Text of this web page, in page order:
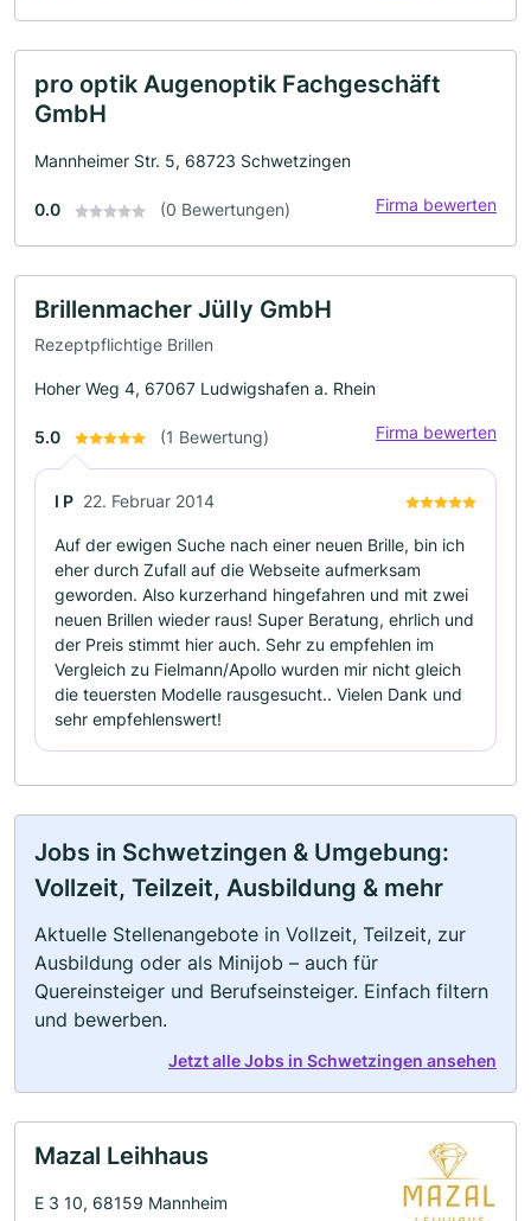
pro optik Augenoptik Fachgeschäft
GmbH
Mannheimer Str. 5, 68723 Schwetzingen
0.0 (0 Bewertungen) Firma bewerten
Brillenmacher JüIIy GmbH
Rezeptpflichtige Brillen
Hoher Weg 4, 67067 Ludwigshafen a. Rhein
5.0 (1 Bewertung) Firma bewerten
I P 22. Februar 2014
Auf der ewigen Suche nach einer neuen Brille, bin ich
eher durch Zufall auf die Webseite aufmerksam
geworden. Also kurzerhand hingefahren und mit zwei
neuen Brillen wieder raus! Super Beratung, ehrlich und
der Preis stimmt hier auch. Sehr zu empfehlen im
Vergleich zu Fielmann/Apollo wurden mir nicht gleich
die teuersten Modelle rausgesucht.. Vielen Dank und
sehr empfehlenswert!
Jobs in Schwetzingen & Umgebung:
Vollzeit, Teilzeit, Ausbildung & mehr
Aktuelle Stellenangebote in Vollzeit, Teilzeit, zur
Ausbildung oder als Minijob – auch für
Quereinsteiger und Berufseinsteiger. Einfach filtern
und bewerben.
Jetzt alle Jobs in Schwetzingen ansehen
Mazal Leihhaus
E 3 10, 68159 Mannheim